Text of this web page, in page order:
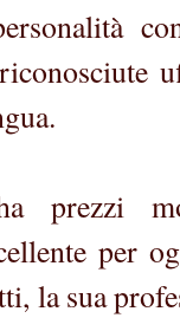
prezzi
per
la sua